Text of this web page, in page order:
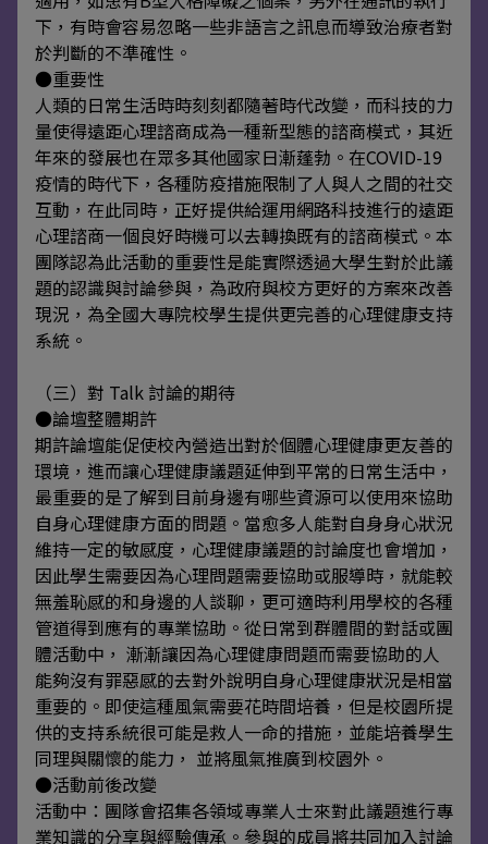
下，有時會容易忽略一些非語言之訊息而導致治療者對
於判斷的不準確性。
●重要性
人類的日常生活時時刻刻都隨著時代改變，而科技的力
量使得遠距心理諮商成為一種新型態的諮商模式，其近
年來的發展也在眾多其他國家日漸蓬勃。在COVID-19
疫情的時代下，各種防疫措施限制了人與人之間的社交
互動，在此同時，正好提供給運用網路科技進行的遠距
心理諮商一個良好時機可以去轉換既有的諮商模式。本
團隊認為此活動的重要性是能實際透過大學生對於此議
題的認識與討論參與，為政府與校方更好的方案來改善
現況，為全國大專院校學生提供更完善的心理健康支持
系統。
（三）對 Talk 討論的期待
●論壇整體期許
期許論壇能促使校內營造出對於個體心理健康更友善的
環境，進而讓心理健康議題延伸到平常的日常生活中，
最重要的是了解到目前身邊有哪些資源可以使用來協助
自身心理健康方面的問題。當愈多人能對自身身心狀況
維持一定的敏感度，心理健康議題的討論度也會增加，
因此學生需要因為心理問題需要協助或服導時，就能較
無羞恥感的和身邊的人談聊，更可適時利用學校的各種
管道得到應有的專業協助。從日常到群體間的對話或團
體活動中， 漸漸讓因為心理健康問題而需要協助的人
能夠沒有罪惡感的去對外說明自身心理健康狀況是相當
重要的。即使這種風氣需要花時間培養，但是校園所提
供的支持系統很可能是救人一命的措施，並能培養學生
同理與關懷的能力， 並將風氣推廣到校園外。
●活動前後改變
活動中：團隊會招集各領域專業人士來對此議題進行專
業知識的分享與經驗傳承。參與的成員將共同加入討論